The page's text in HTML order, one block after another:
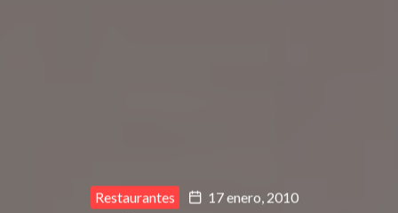
Restaurantes
17 enero, 2010